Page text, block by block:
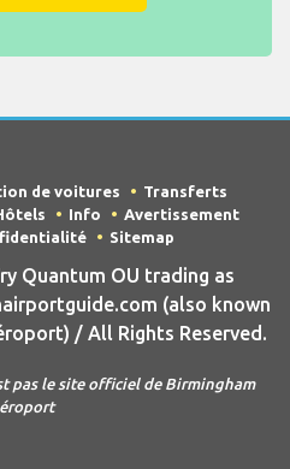
de voitures
Transferts
Info
Avertissement
Sitemap
Quantum OU trading as
(also known
/ All Rights Reserved.
pas le site officiel de Birmingham